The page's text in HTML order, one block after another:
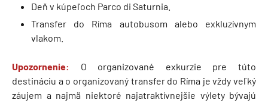
Deň v kúpeľoch Parco di Saturnia.
Transfer do Ríma autobusom alebo exkluzívnym
vlakom.
Upozornenie:
O organizované exkurzie pre túto
destináciu a o organizovaný transfer do Ríma je vždy veľký
záujem a najmä niektoré najatraktívnejšie výlety bývajú